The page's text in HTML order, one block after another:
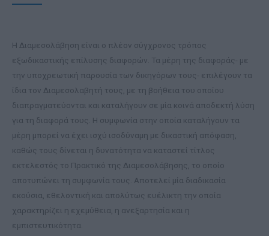
Η Διαμεσολάβηση είναι ο πλέον σύγχρονος τρόπος
εξωδικαστικής επίλυσης διαφορών. Τα μέρη της διαφοράς- με
την υποχρεωτική παρουσία των δικηγόρων τους- επιλέγουν τα
ίδια τον Διαμεσολαβητή τους, με τη βοήθεια του οποίου
διαπραγματεύονται και καταλήγουν σε μία κοινά αποδεκτή λύση
για τη διαφορά τους. Η συμφωνία στην οποία καταλήγουν τα
μέρη μπορεί να έχει ισχύ ισοδύναμη με δικαστική απόφαση,
καθώς τους δίνεται η δυνατότητα να καταστεί τίτλος
εκτελεστός το Πρακτικό της Διαμεσολάβησης, το οποίο
αποτυπώνει τη συμφωνία τους. Αποτελεί μία διαδικασία
εκούσια, εθελοντική και απολύτως ευέλικτη την οποία
χαρακτηρίζει η εχεμύθεια, η ανεξαρτησία και η
εμπιστευτικότητα.